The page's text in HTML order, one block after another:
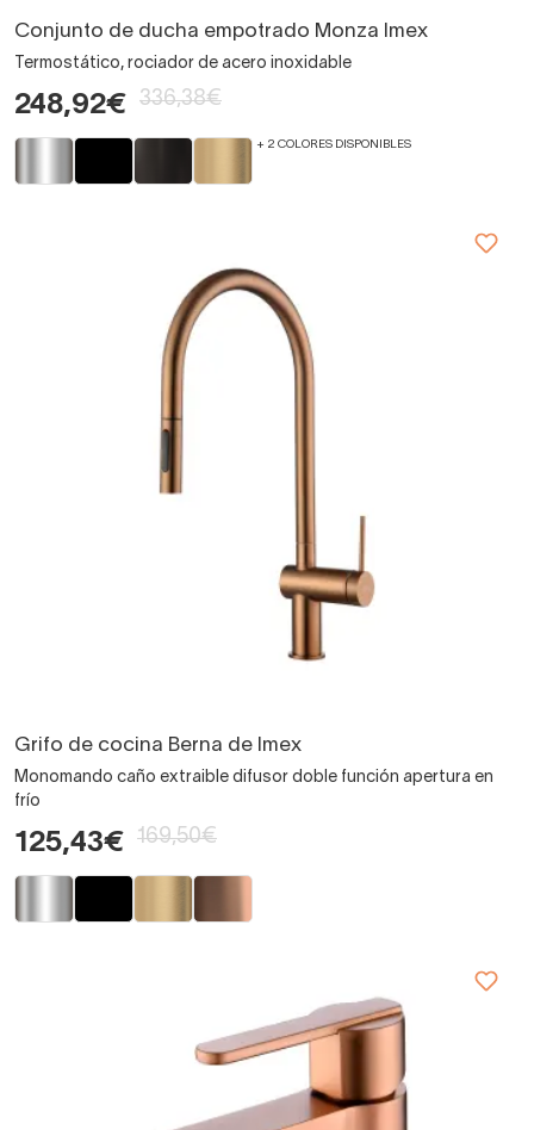
Conjunto de ducha empotrado Monza Imex
Termostático, rociador de acero inoxidable
248,92€ 336,38€
+ 2 COLORES DISPONIBLES
Grifo de cocina Berna de Imex
Monomando caño extraible difusor doble función apertura en
frío
125,43€ 169,50€